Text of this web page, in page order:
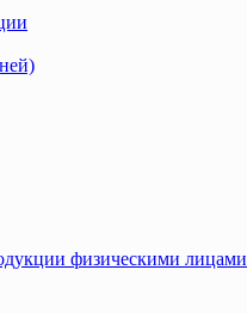
физическими лицами